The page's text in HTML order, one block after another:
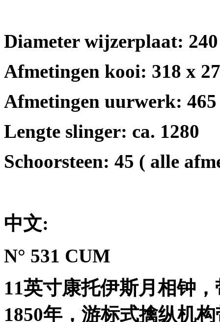
Diameter wijzerplaat: 240
Afmetingen kooi: 318 x
Afmetingen uurwerk:
Lengte slinger: ca. 1280
Schoorsteen: 45 ( alle
中文:
N° 531 CUM
11英寸康托伊斯月相钟
1850年，游标式擒纵机